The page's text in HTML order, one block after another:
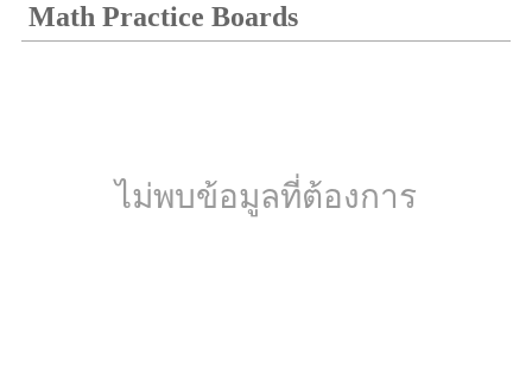
Math Practice Boards
ไม่พบข้อมูลที่ต้องการ